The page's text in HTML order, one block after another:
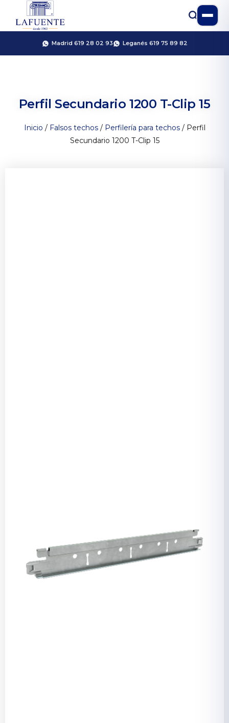
Madrid 619 28 02 93 Leganés 619 75 89 82
Perfil Secundario 1200 T-Clip 15
Inicio / Falsos techos/ Perfilería para techos/ Perfil
Secundario 1200 T-Clip 15